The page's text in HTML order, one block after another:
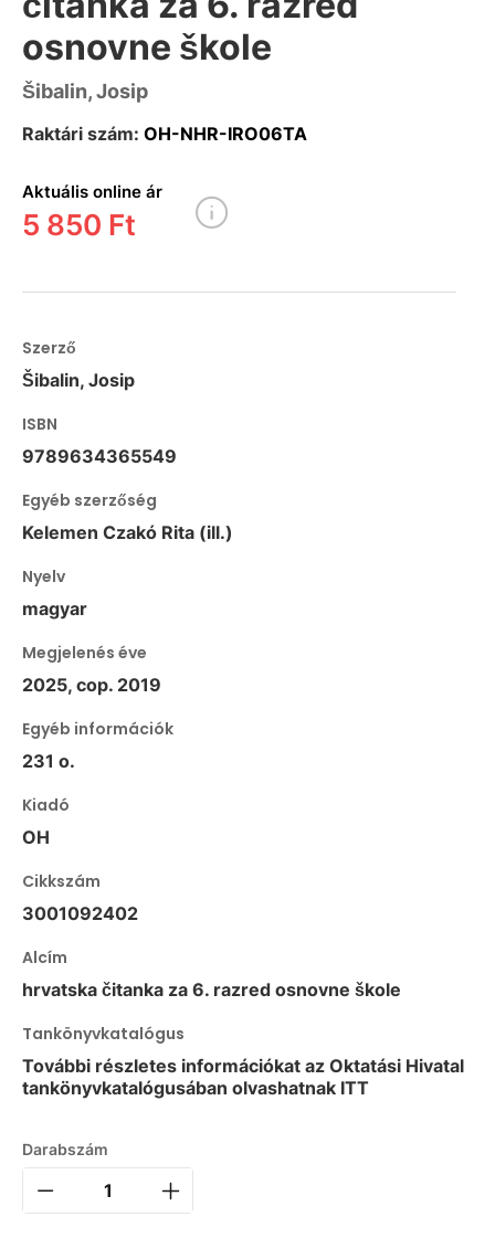
osnovne škole
Šibalin, Josip
Raktári szám: OH-NHR-IRO06TA
Aktuális online ár
5 850 Ft
Szerző
Šibalin, Josip
ISBN
9789634365549
Egyéb szerzőség
Kelemen Czakó Rita (ill.)
Nyelv
magyar
Megjelenés éve
2025, cop. 2019
Egyéb információk
231 o.
Kiadó
OH
Cikkszám
3001092402
Alcím
hrvatska čitanka za 6. razred osnovne škole
Tankönyvkatalógus
További részletes információkat az Oktatási Hivatal
tankönyvkatalógusában olvashatnak ITT
Darabszám